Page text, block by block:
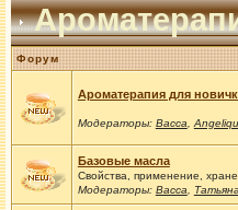
Форум
Ароматерапия для
Модераторы: Васса
Базовые масла
Свойства, применение,
Модераторы: Васса